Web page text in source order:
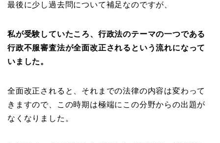
最後に少し過去問について補足なのですが、
私が受験していたころ、行政法のテーマの一つである
行政不服審査法が全面改正されるという流れになって
いました。
全面改正されると、それまでの法律の内容は変わって
きますので、この時期は極端にこの分野からの出題が
なくなりました。